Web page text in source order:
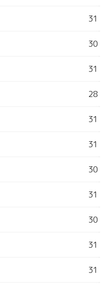
31
30
31
28
31
31
30
31
30
31
31